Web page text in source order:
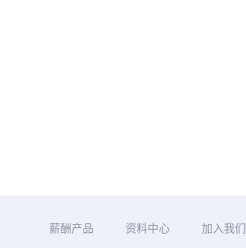
薪酬产品 资料中心 加入我们